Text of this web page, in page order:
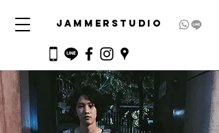
JAMMERSTUDIO